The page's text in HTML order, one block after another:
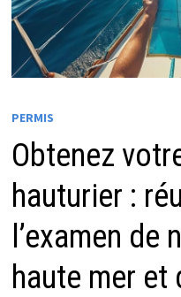
PERMIS
Obtenez
hauturier :
l’examen de
haute mer et